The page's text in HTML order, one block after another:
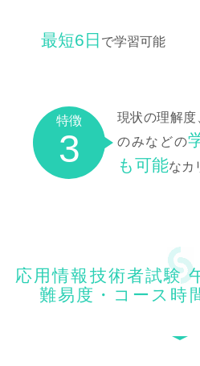
最短6日 で学習可能
特徴
3
現状の理解
のみなどの
も可能なカ
応用情報技術者試験
難易度・コース時